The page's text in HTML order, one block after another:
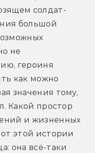
солдат-
большой
не
героиня
как можно
значения тому,
Какой простор
и жизненных
этой истории
она всё-таки